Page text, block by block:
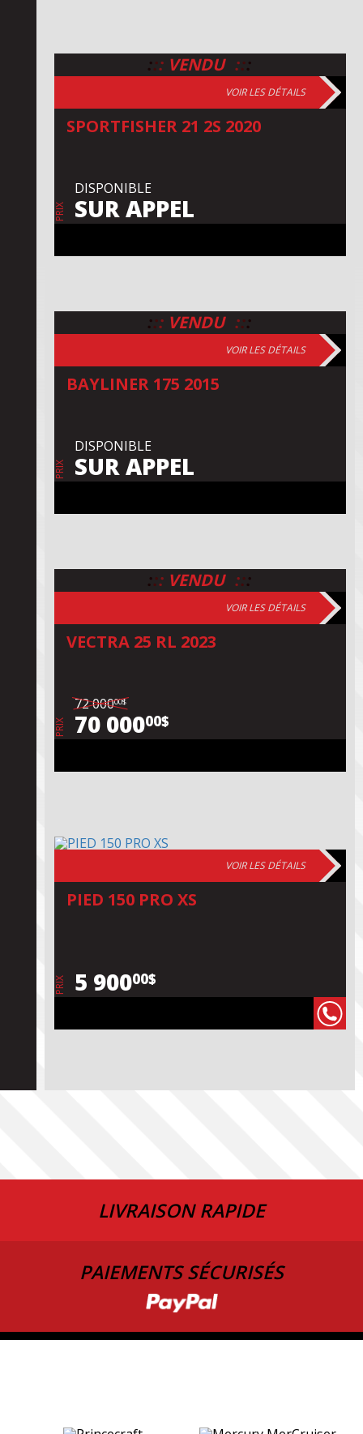
::: VENDU :::
VOIR LES DÉTAILS
SPORTFISHER 21 2S 2020
PRIX
DISPONIBLE
SUR APPEL
::: VENDU :::
VOIR LES DÉTAILS
BAYLINER 175 2015
PRIX
DISPONIBLE
SUR APPEL
::: VENDU :::
VOIR LES DÉTAILS
VECTRA 25 RL 2023
PRIX
72 00000$
70 00000$
VOIR LES DÉTAILS
PIED 150 PRO XS
PRIX 5 90000$
LIVRAISON RAPIDE
PAIEMENTS SÉCURISÉS